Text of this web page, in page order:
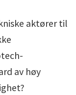
aktører til
av høy